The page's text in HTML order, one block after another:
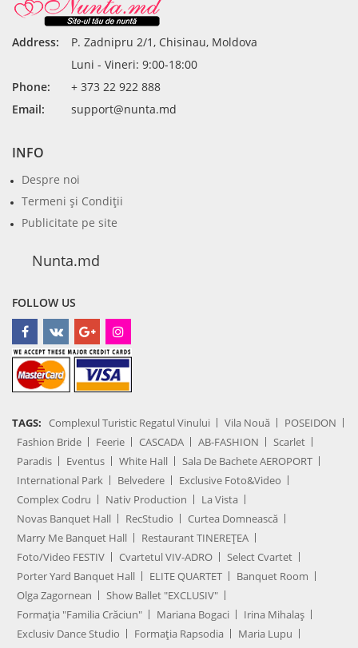
Address:
P. Zadnipru 2/1, Chisinau, Moldova
Luni - Vineri: 9:00-18:00
Phone:
+ 373 22 922 888
Email:
support@nunta.md
INFO
Despre noi
Termeni şi Condiţii
Publicitate pe site
Nunta.md
FOLLOW US
TAGS: Complexul Turistic Regatul Vinului Vila Nouă
POSEIDON
Fashion Bride
Feerie CASCADA AB-FASHION
Scarlet
Paradis
Eventus White Hall
Sala De Bachete AEROPORT
International Park
Belvedere
Exclusive Foto&Video
Complex Codru
Nativ Production
La Vista
Novas Banquet Hall
RecStudio
Curtea Domnească
Marry Me Banquet Hall
Restaurant TINEREȚEA
Foto/Video FESTIV
Cvartetul VIV-ADRO
Select Cvartet
Porter Yard Banquet Hall
ELITE QUARTET
Banquet Room
Olga Zagornean
Show Ballet "EXCLUSIV"
Formația "Familia Crăciun"
Mariana Bogaci
Irina Mihalaș
Exclusiv Dance Studio
Formația Rapsodia
Maria Lupu